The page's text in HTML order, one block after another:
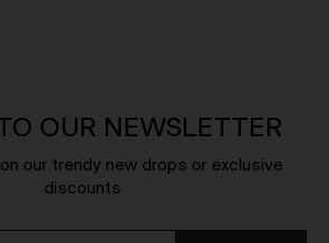
OUR NEWSLETTER
our trendy new drops or exclusive
discounts